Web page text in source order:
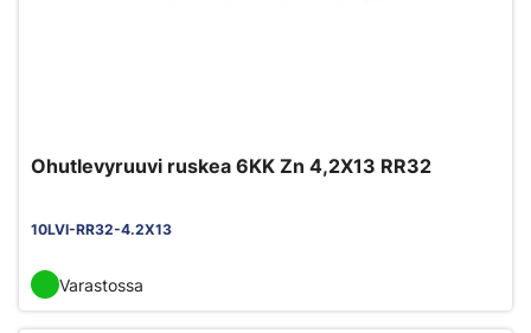
Ohutlevyruuvi ruskea 6KK Zn 4,2X13 RR32
10LVI-RR32-4.2X13
Varastossa